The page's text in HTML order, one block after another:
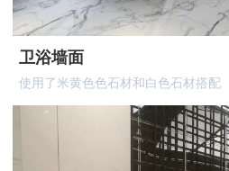
卫浴墙面
使用了米黄色色石材和白色石材搭配